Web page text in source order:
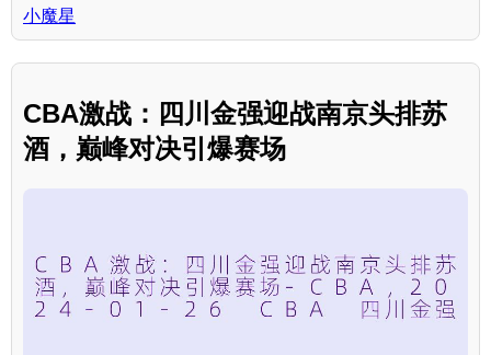
小魔星
CBA激战：四川金强迎战南京头排苏
酒，巅峰对决引爆赛场